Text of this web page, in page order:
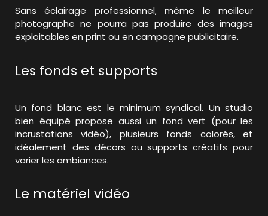
Sans éclairage professionnel, même le meilleur
photographe ne pourra pas produire des images
exploitables en print ou en campagne publicitaire.
Les fonds et supports
Un fond blanc est le minimum syndical. Un studio
bien équipé propose aussi un fond vert (pour les
incrustations vidéo), plusieurs fonds colorés, et
idéalement des décors ou supports créatifs pour
varier les ambiances.
Le matériel vidéo